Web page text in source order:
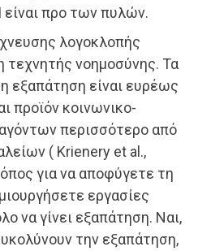
είναι προ των πυλών.
λογοκλοπής
τεχνητής νοημοσύνης. Τα
η εξαπάτηση είναι ευρέως
προϊόν κοινωνικο-
περισσότερο από
( Krienery et al.,
για να αποφύγετε τη
εργασίες
να γίνει εξαπάτηση. Ναι,
την εξαπάτηση,